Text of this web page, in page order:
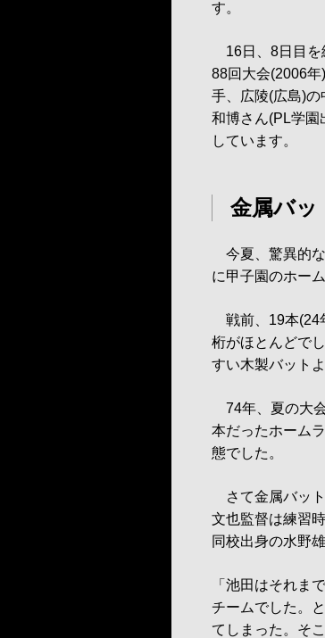
す。
16日、8日目を
88回大会(2006
手、広陵(広島)
和博さん(PL学園
しています。
金属バッ
今夏、驚異的
に甲子園のホー
戦前、19本(24
桁がほとんどで
すい木製バット
74年、夏の大
本だったホーム
態でした。
さて金属バッ
文也監督は練習
同校出身の水野
「池田はそれま
チームでした。
てしまった。そ